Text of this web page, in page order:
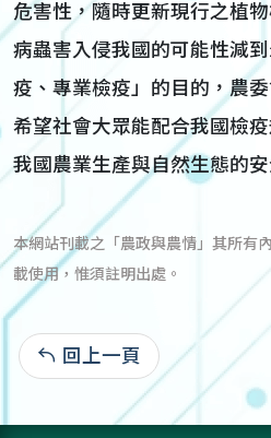
危害性，隨時更新現行之植
病蟲害入侵我國的可能性減
疫、專業檢疫」的目的，農
希望社會大眾能配合我國檢
我國農業生產與自然生態的安
本網站刊載之「農政與農情」其所有
載使用，惟須註明出處。
回上一頁